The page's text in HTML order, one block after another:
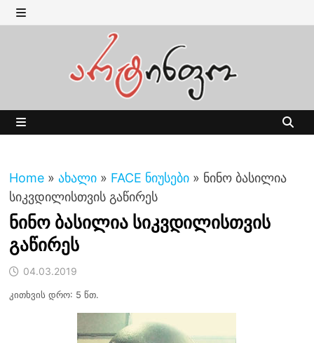
Skip
to MENU
Home » ახალი » FACE ნიუსები » ნინო ბასილია
სიკვდილისთვის გაწირეს
ნინო ბასილია სიკვდილისთვის
გაწირეს
04.03.2019
კითხვის დრო: 5 წთ.